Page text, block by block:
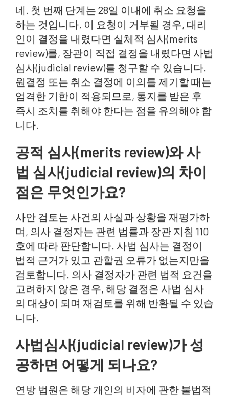
네. 첫 번째 단계는 28일 이내에 취소 요청을
하는 것입니다. 이 요청이 거부될 경우, 대리
인이 결정을 내렸다면 실체적 심사(merits
review)를, 장관이 직접 결정을 내렸다면 사법
심사(judicial review)를 청구할 수 있습니다.
원결정 또는 취소 결정에 이의를 제기할 때는
엄격한 기한이 적용되므로, 통지를 받은 후
즉시 조치를 취해야 한다는 점을 유의해야 합
니다.
공적 심사(merits review)와 사
법 심사(judicial review)의 차이
점은 무엇인가요?
사안 검토는 사건의 사실과 상황을 재평가하
며, 의사 결정자는 관련 법률과 장관 지침 110
호에 따라 판단합니다. 사법 심사는 결정이
법적 근거가 있고 관할권 오류가 없는지만을
검토합니다. 의사 결정자가 관련 법적 요건을
고려하지 않은 경우, 해당 결정은 사법 심사
의 대상이 되며 재검토를 위해 반환될 수 있습
니다.
사법심사(judicial review)가 성
공하면 어떻게 되나요?
연방 법원은 해당 개인의 비자에 관한 불법적